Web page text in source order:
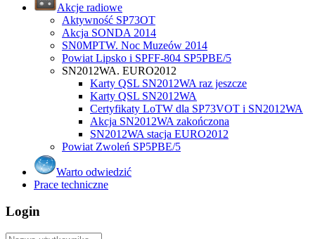
Akcje radiowe
Aktywność SP73OT
Akcja SONDA 2014
SN0MPTW. Noc Muzeów 2014
Powiat Lipsko i SPFF-804 SP5PBE/5
SN2012WA. EURO2012
Karty QSL SN2012WA raz jeszcze
Karty QSL SN2012WA
Certyfikaty LoTW dla SP73VOT i SN2012WA
Akcja SN2012WA zakończona
SN2012WA stacja EURO2012
Powiat Zwoleń SP5PBE/5
Warto odwiedzić
Prace techniczne
Login